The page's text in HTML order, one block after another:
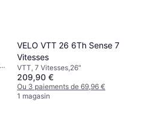
VELO VTT 26 6Th Sense 7
Vitesses
VTT, 7 Vitesses,26"
209,90 €
Ou 3 paiements de 69,96 €
1 magasin